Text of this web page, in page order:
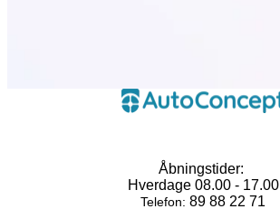
Åbningstider:
Hverdage 08.00 - 17.00
Telefon: 89 88 22 71